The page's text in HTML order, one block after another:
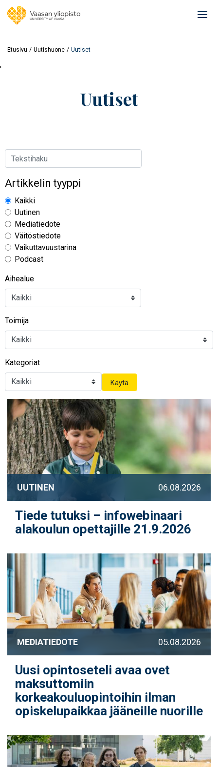
Etusivu Uutishuone Uutiset
'
Uutiset
Hae
Artikkelin tyyppi
Kaikki
Uutinen
Mediatiedote
Väitöstiedote
Vaikuttavuustarina
Podcast
Aihealue
Toimija
Kategoriat
UUTINEN 06.08.2026
Tiede tutuksi – infowebinaari
alakoulun opettajille 21.9.2026
MEDIATIEDOTE 05.08.2026
Uusi opintoseteli avaa ovet
maksuttomiin
korkeakouluopintoihin ilman
opiskelupaikkaa jääneille nuorille